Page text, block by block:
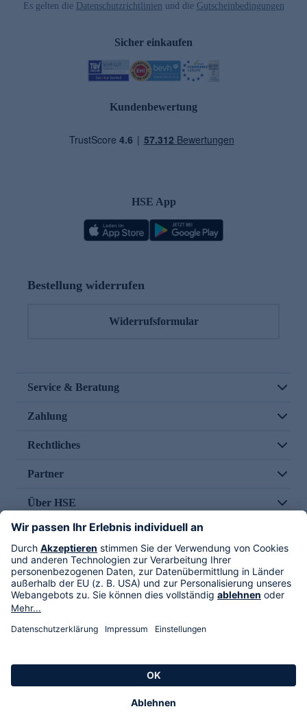
Es gelten die Datenschutzrichtlinien und die Gutscheinbedingungen
Sicher einkaufen
Kundenbewertung
HSE App
Bestellung widerrufen
Widerrufsformular
Service & Beratung
Zahlung
Rechtliches
Partner
Über HSE
Im TV
HSE International